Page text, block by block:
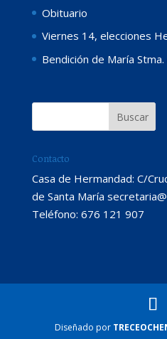
Obituario
Viernes 14, elecciones
Bendición de María
Contacto
Casa de Hermandad: C/
de Santa María
Teléfono: 676 121 907
Diseñado por